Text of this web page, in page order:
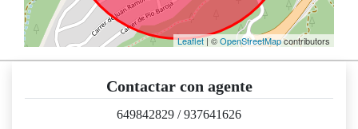
Leaflet| ©OpenStreetMapcontributors
Contactar con agente
649842829 /937641626